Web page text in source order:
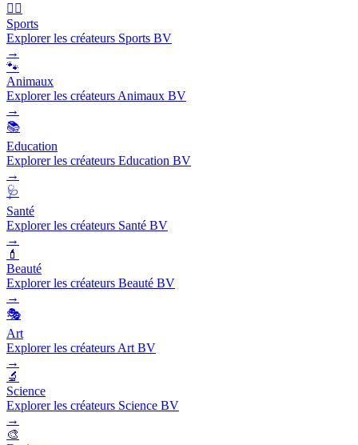
🏃‍♂️
Sports
Explorer les créateurs Sports BV
→
🐾
Animaux
Explorer les créateurs Animaux BV
→
📚
Education
Explorer les créateurs Education BV
→
🩺
Santé
Explorer les créateurs Santé BV
→
💄
Beauté
Explorer les créateurs Beauté BV
→
🎭
Art
Explorer les créateurs Art BV
→
🔬
Science
Explorer les créateurs Science BV
→
🎨